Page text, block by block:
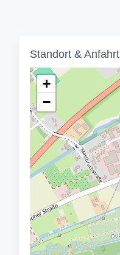
Standort & Anfahrt
+
−